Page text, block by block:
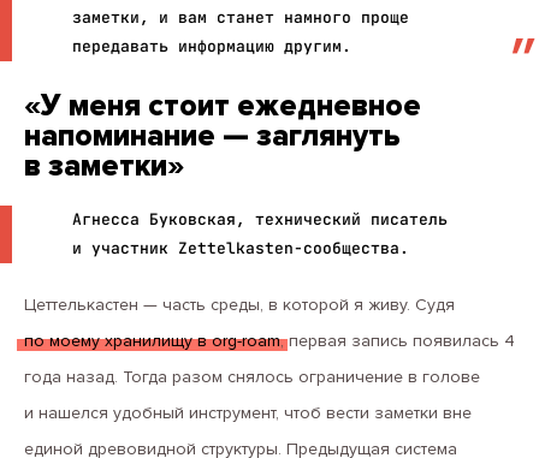
заметки, и вам станет намного проще
передавать информацию другим.
«У меня стоит ежедневное
напоминание — заглянуть
в заметки»
Агнесса Буковская, технический писатель
и участник Zettelkasten-сообщества.
Цеттелькастен — часть среды, в которой я живу. Судя
по моему хранилищу в org-roam, первая запись появилась 4
года назад. Тогда разом снялось ограничение в голове
и нашелся удобный инструмент, чтоб вести заметки вне
единой древовидной структуры. Предыдущая система